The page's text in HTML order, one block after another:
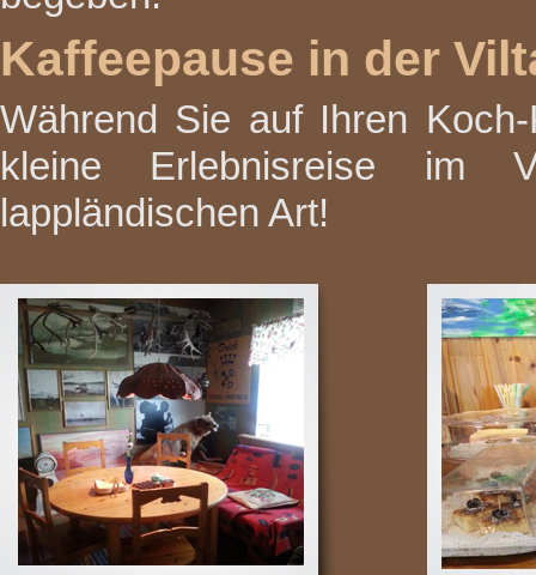
Kaffeepause in der
Während Sie auf Ihren
kleine Erlebnisreise im
lappländischen Art!